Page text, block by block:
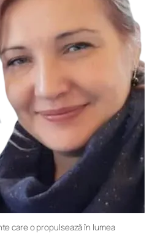
care o propulsează în lumea